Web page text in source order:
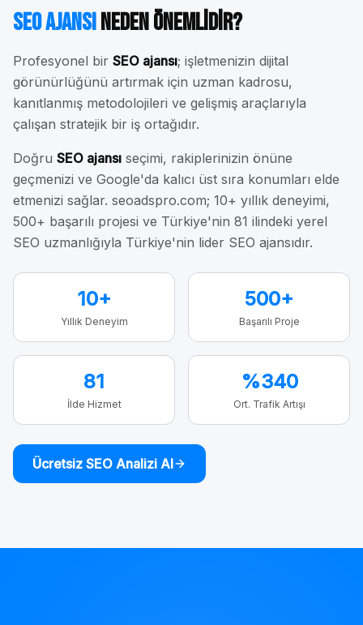
SEO AjansıNeden Önemlidir?
Profesyonel bir SEO ajansı; işletmenizin dijital
görünürlüğünü artırmak için uzman kadrosu,
kanıtlanmış metodolojileri ve gelişmiş araçlarıyla
çalışan stratejik bir iş ortağıdır.
Doğru SEO ajansı seçimi, rakiplerinizin önüne
geçmenizi ve Google'da kalıcı üst sıra konumları elde
etmenizi sağlar. seoadspro.com; 10+ yıllık deneyimi,
500+ başarılı projesi ve Türkiye'nin 81 ilindeki yerel
SEO uzmanlığıyla Türkiye'nin lider SEO ajansıdır.
10+
Yıllık Deneyim
500+
Başarılı Proje
81
İlde Hizmet
%340
Ort. Trafik Artışı
Ücretsiz SEO Analizi Al